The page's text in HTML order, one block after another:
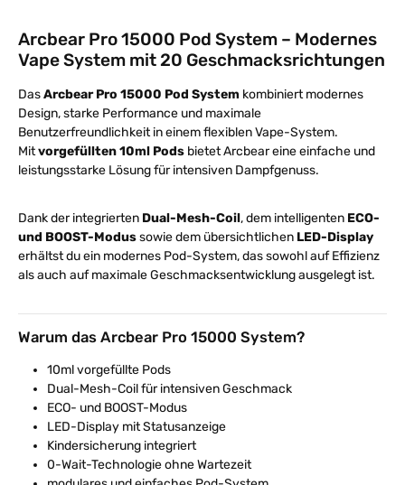
Arcbear Pro 15000 Pod System – Modernes
Vape System mit 20 Geschmacksrichtungen
DasArcbear Pro 15000 Pod System kombiniert modernes
Design, starke Performance und maximale
Benutzerfreundlichkeit in einem flexiblen Vape-System.
Mitvorgefüllten 10ml Pods bietet Arcbear eine einfache und
leistungsstarke Lösung für intensiven Dampfgenuss.
Dank der integrierten Dual-Mesh-Coil, dem intelligenten ECO-
und BOOST-Modussowie dem übersichtlichen LED-Display
erhältst du ein modernes Pod-System, das sowohl auf Effizienz
als auch auf maximale Geschmacksentwicklung ausgelegt ist.
Warum das Arcbear Pro 15000 System?
10ml vorgefüllte Pods
Dual-Mesh-Coil für intensiven Geschmack
ECO- und BOOST-Modus
LED-Display mit Statusanzeige
Kindersicherung integriert
0-Wait-Technologie ohne Wartezeit